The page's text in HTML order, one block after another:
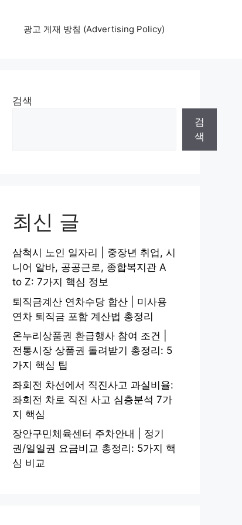
광고 게재 방침 (Advertising Policy)
검색
검
색
최신 글
삼척시 노인 일자리 | 중장년 취업, 시
니어 알바, 공공근로, 종합복지관 A
to Z: 7가지 핵심 정보
퇴직금계산 연차수당 합산 | 미사용
연차 퇴직금 포함 계산법 총정리
온누리상품권 환급행사 참여 조건 |
전통시장 상품권 돌려받기 총정리: 5
가지 핵심 팁
좌회전 차선에서 직진사고 과실비율:
좌회전 차로 직진 사고 심층분석 7가
지 핵심
장안구민체육센터 주차안내 | 정기
권/일일권 요금비교 총정리: 5가지 핵
심 비교